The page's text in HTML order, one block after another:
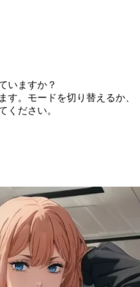
いますか？
す。モードを切り替えるか、
ください。